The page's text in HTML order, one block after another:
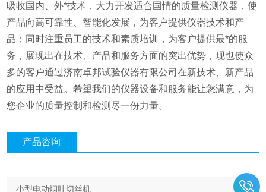
吸收国内、外*技术，大力开发适合国情的质量检测仪器，使
产品向高可靠性、智能化发展，为客户提供仪器技术和产
品；同时注重员工的技术和素质培训，为客户提供最*的服
务，展现出在技术、产品和服务方面的突出优势，现也使众
多的客户通过济南卓邦试验仪器有限公司在新技术、新产品
的应用中受益。希望我们的仪器设备和服务能让您满意，为
您企业的质量控制和检测尽一份力量。
产品咨询